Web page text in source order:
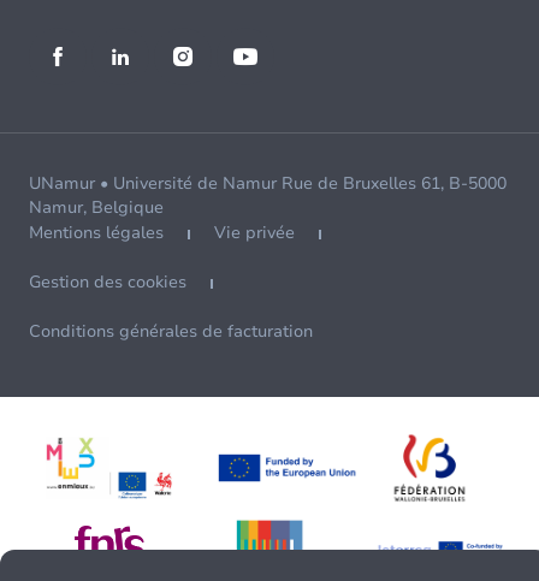
UNamur • Université de Namur Rue de Bruxelles 61, B-5000
Namur, Belgique
Mentions légales
Vie privée
Gestion des cookies
Conditions générales de facturation